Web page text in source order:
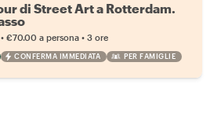
di Street Art a Rotterdam.
• €70.00 a persona • 3 ore
CONFERMA IMMEDIATA PER FAMIGLIE